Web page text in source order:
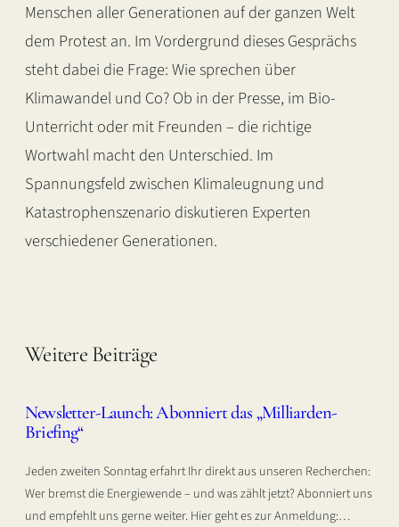
Menschen aller Generationen auf der ganzen Welt
dem Protest an. Im Vordergrund dieses Gesprächs
steht dabei die Frage: Wie sprechen über
Klimawandel und Co? Ob in der Presse, im Bio-
Unterricht oder mit Freunden – die richtige
Wortwahl macht den Unterschied. Im
Spannungsfeld zwischen Klimaleugnung und
Katastrophenszenario diskutieren Experten
verschiedener Generationen.
Weitere Beiträge
Newsletter-Launch: Abonniert das „Milliarden-
Briefing“
Jeden zweiten Sonntag erfahrt Ihr direkt aus unseren Recherchen:
Wer bremst die Energiewende – und was zählt jetzt? Abonniert uns
und empfehlt uns gerne weiter. Hier geht es zur Anmeldung:…